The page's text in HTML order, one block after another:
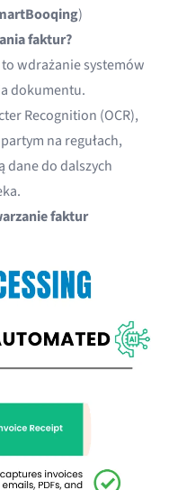
)
faktur?
wdrażanie systemów
dokumentu.
Recognition (OCR),
na regułach,
dane do dalszych
faktur